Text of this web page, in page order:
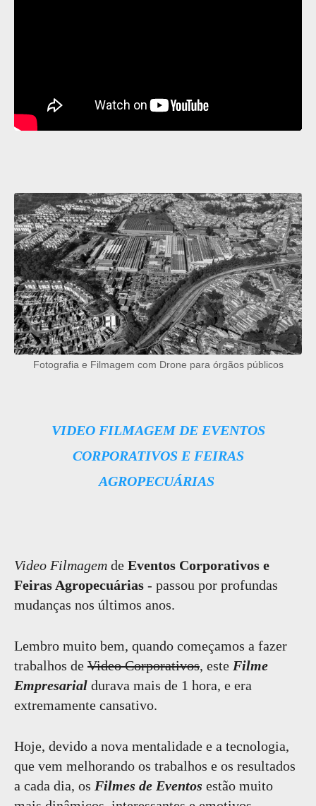
Fotografia e Filmagem com Drone para órgãos públicos
VIDEO FILMAGEM DE EVENTOS
CORPORATIVOS E FEIRAS
AGROPECUÁRIAS
Video Filmagem de Eventos Corporativos e
Feiras Agropecuárias - passou por profundas
mudanças nos últimos anos.
Lembro muito bem, quando começamos a fazer
trabalhos de Video Corporativos, este Filme
Empresarial durava mais de 1 hora, e era
extremamente cansativo.
Hoje, devido a nova mentalidade e a tecnologia,
que vem melhorando os trabalhos e os resultados
a cada dia, os Filmes de Eventos estão muito